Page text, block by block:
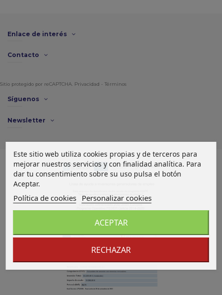
Enlace de interés
Contacto
Sitio protegido por reCAPTCHA. Privacidad - Términos
Este sitio web utiliza cookies propias y de terceros para
mejorar nuestros servicios y con finalidad analítica. Para
dar tu consentimiento sobre su uso pulsa el botón
Aceptar.
Política de cookies Personalizar cookies
RECHAZAR
ACEPTAR
Síguenos
Newsletter